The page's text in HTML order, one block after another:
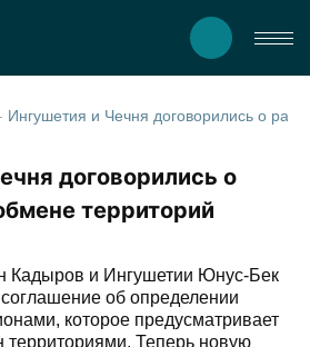
договорились о
территорий
Кадыров и Ингушетии Юнус-Бек
об определении
которое предусматривает
Теперь новую